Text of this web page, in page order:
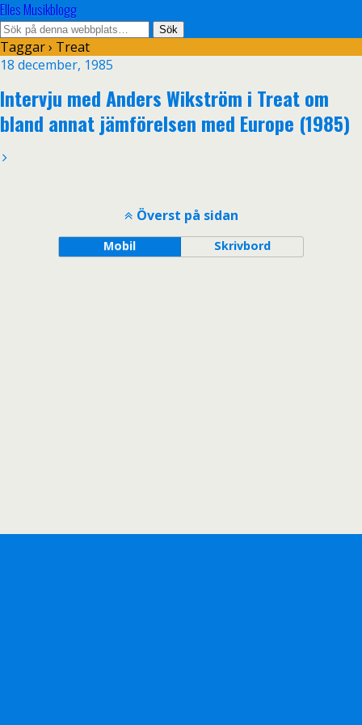
Elles Musikblogg
Taggar › Treat
18 december, 1985
Intervju med Anders Wikström i Treat om
bland annat jämförelsen med Europe (1985)
Överst på sidan
Mobil Skrivbord